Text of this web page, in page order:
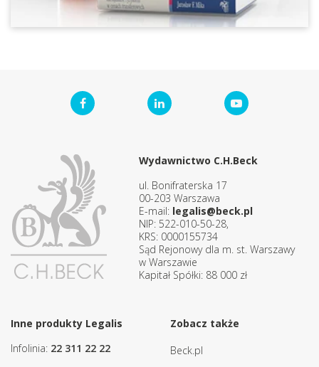
Wydawnictwo C.H.Beck
ul. Bonifraterska 17
00-203 Warszawa
E-mail: legalis@beck.pl
NIP: 522-010-50-28,
KRS: 0000155734
Sąd Rejonowy dla m. st. Warszawy
w Warszawie
Kapitał Spółki: 88 000 zł
Inne produkty Legalis
Infolinia: 22 311 22 22
Zobacz także
Beck.pl